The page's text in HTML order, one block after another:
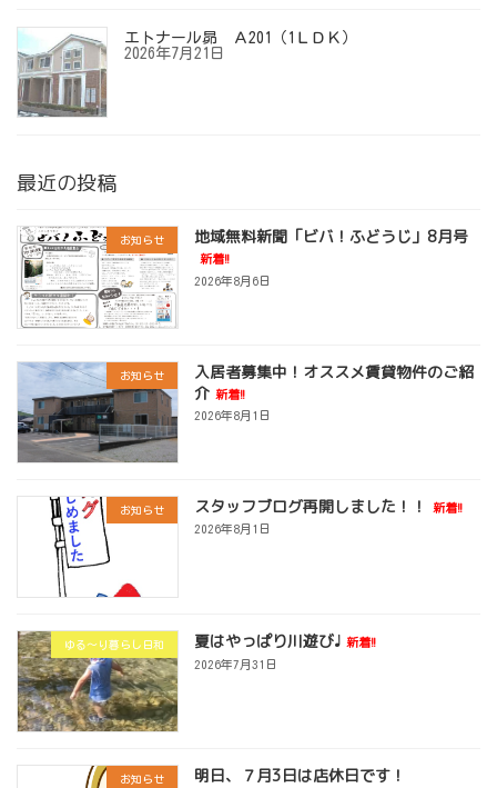
エトナール昴 Ａ201（1ＬＤＫ）
2026年7月21日
最近の投稿
お知らせ 地域無料新聞「ビバ！ふどうじ」8月号
新着!!
2026年8月6日
お知らせ
入居者募集中！オススメ賃貸物件のご紹
介 新着!!
2026年8月1日
お知らせ スタッフブログ再開しました！！ 新着!!
2026年8月1日
ゆる～り暮らし日和 夏はやっぱり川遊び♩ 新着!!
2026年7月31日
お知らせ 明日、７月3日は店休日です！